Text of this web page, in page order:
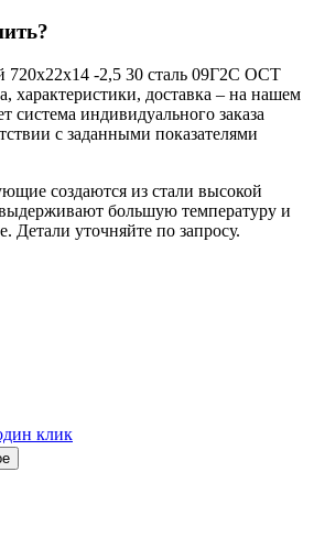
720х22х14 -2,5 30 сталь 09Г2С ОСТ
характеристики, доставка – на нашем
система индивидуального заказа
с заданными показателями
создаются из стали высокой
большую температуру и
Детали уточняйте по запросу.
клик